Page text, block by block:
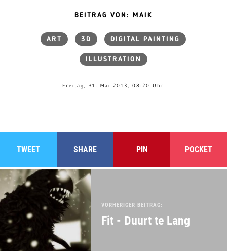
BEITRAG VON: MAIK
ART 3D DIGITAL PAINTING
ILLUSTRATION
Freitag, 31. Mai 2013, 08:20 Uhr
TWEET SHARE PIN POCKET
VORHERIGER BEITRAG:
Fit - Duurt te Lang